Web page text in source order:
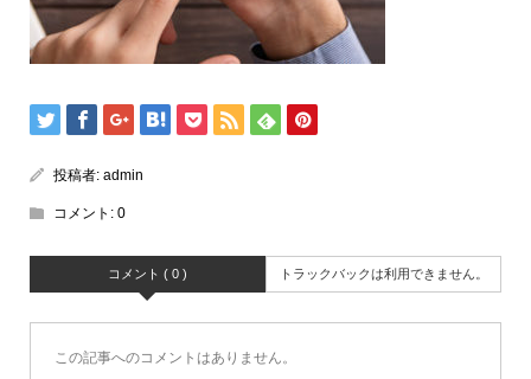
投稿者: admin
コメント: 0
コメント ( 0 ) トラックバックは利用できません。
この記事へのコメントはありません。